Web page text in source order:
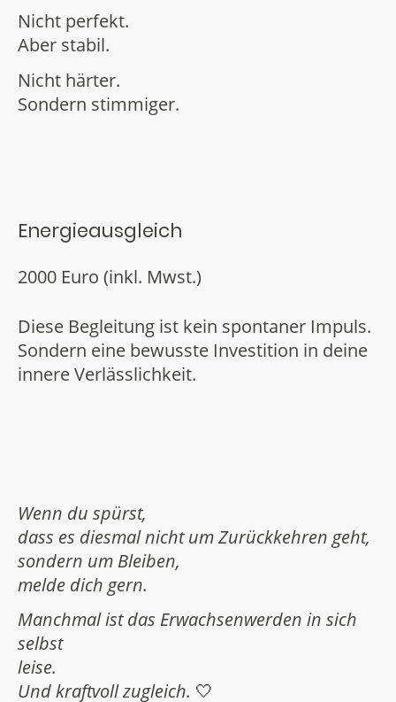
Nicht perfekt.
Aber stabil.
Nicht härter.
Sondern stimmiger.
Energieausgleich
2000 Euro (inkl. Mwst.)
Diese Begleitung ist kein spontaner Impuls.
Sondern eine bewusste Investition in deine
innere Verlässlichkeit.
Wenn du spürst,
dass es diesmal nicht um Zurückkehren geht,
sondern um Bleiben,
melde dich gern.
Manchmal ist das Erwachsenwerden in sich
selbst
leise.
Und kraftvoll zugleich. 🤍